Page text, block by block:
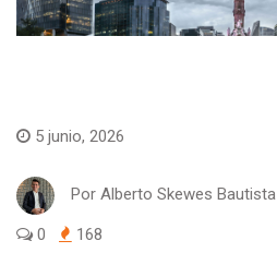
5 junio, 2026
Por Alberto Skewes Bautista
0 168